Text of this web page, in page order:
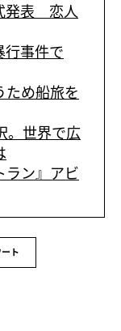
発表 恋人
行事件で
ため船旅を
。世界で広
ラン』アビ
ト